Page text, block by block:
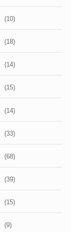
(10)
(18)
(14)
(15)
(14)
(33)
(68)
(39)
(15)
(9)